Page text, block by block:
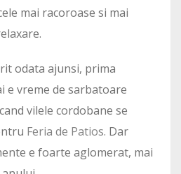
mai racoroase si mai
odata ajunsi, prima
e vreme de sarbatoare
vilele cordobane se
Feria de Patios. Dar
e foarte aglomerat, mai